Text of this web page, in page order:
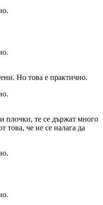
Но това е практично.
плочки, те се държат много
това, че не се налага да